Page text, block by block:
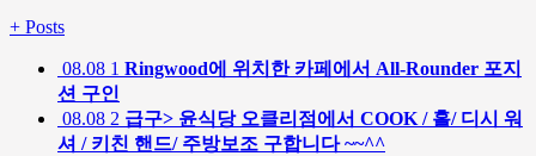
+ Posts
08.08 1 Ringwood에 위치한 카페에서 All-Rounder 포지
션 구인
08.08 2 급구> 윤식당 오클리점에서 COOK / 홀/ 디시 워
셔 / 키친 핸드/ 주방보조 구합니다 ~~^^